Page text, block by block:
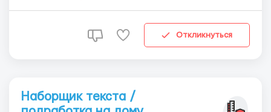
Откликнуться
Наборщик текста /